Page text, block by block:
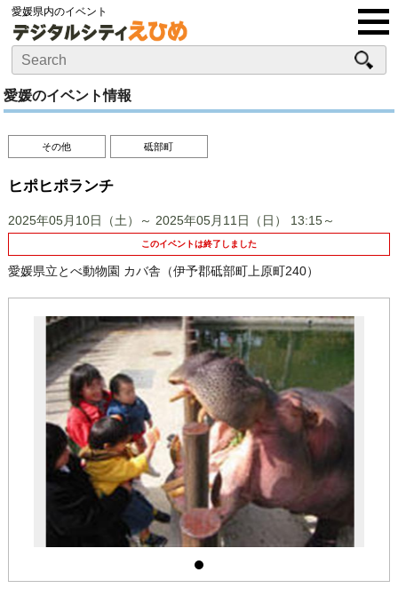
愛媛県内のイベント
愛媛のイベント情報
その他 砥部町
ヒポヒポランチ
2025年05月10日（土）～ 2025年05月11日（日） 13:15～
このイベントは終了しました
愛媛県立とべ動物園 カバ舎（伊予郡砥部町上原町240）